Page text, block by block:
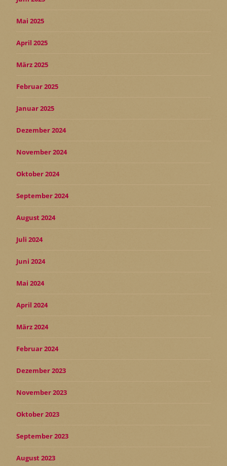
Mai 2025
April 2025
März 2025
Februar 2025
Januar 2025
Dezember 2024
November 2024
Oktober 2024
September 2024
August 2024
Juli 2024
Juni 2024
Mai 2024
April 2024
März 2024
Februar 2024
Dezember 2023
November 2023
Oktober 2023
September 2023
August 2023